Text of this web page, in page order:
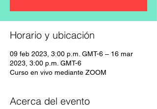
Horario y ubicación
09 feb 2023, 3:00 p.m. GMT-6 – 16 mar
2023, 3:00 p.m. GMT-6
Curso en vivo mediante ZOOM
Acerca del evento